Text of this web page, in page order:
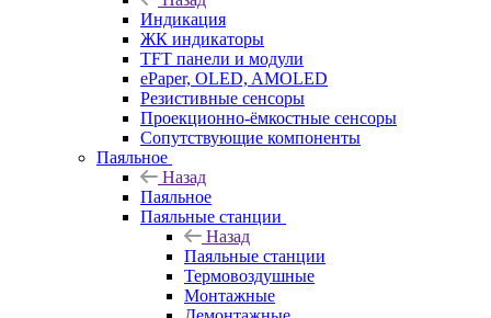
Индикация
ЖК индикаторы
TFT панели и модули
ePaper, OLED, AMOLED
Резистивные сенсоры
Проекционно-ёмкостные сенсоры
Сопутствующие компоненты
Паяльное
Назад
Паяльное
Паяльные станции
Назад
Паяльные станции
Термовоздушные
Монтажные